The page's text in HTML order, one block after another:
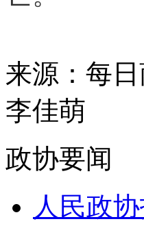
来源：每
李佳萌
政协要闻
人民政